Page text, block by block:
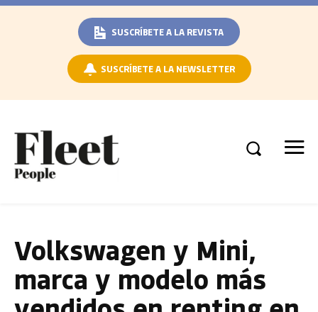
SUSCRÍBETE A LA REVISTA
SUSCRÍBETE A LA NEWSLETTER
Volkswagen y Mini,
marca y modelo más